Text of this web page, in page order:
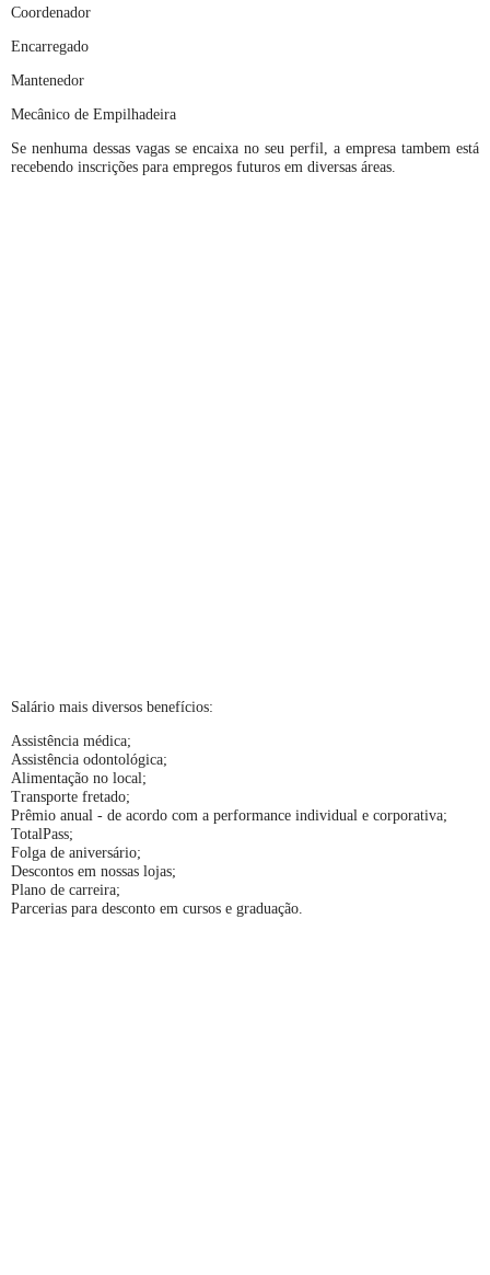
Coordenador
Encarregado
Mantenedor
Mecânico de Empilhadeira
Se nenhuma dessas vagas se encaixa no seu perfil, a empresa tambem está
recebendo inscrições para empregos futuros em diversas áreas.
Salário mais diversos benefícios:
Assistência médica;
Assistência odontológica;
Alimentação no local;
Transporte fretado;
Prêmio anual - de acordo com a performance individual e corporativa;
TotalPass;
Folga de aniversário;
Descontos em nossas lojas;
Plano de carreira;
Parcerias para desconto em cursos e graduação.